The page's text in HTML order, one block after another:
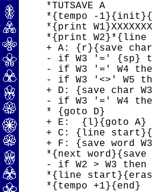
*TUTSAVE A
*{tempo -
*{print
*{print
+ A: {r}{save char
- if W3 '=' {sp}
- if W3 '=' W4
- if W3 '<>' W5
+ D: {save char
- if W3 '=' W4
* {goto D}
+ E:  {l}{goto A}
+ C: {line
+ F: {save word
*{next word}{save
- if W2 > W3 then
*{line
*{tempo +1}{end}